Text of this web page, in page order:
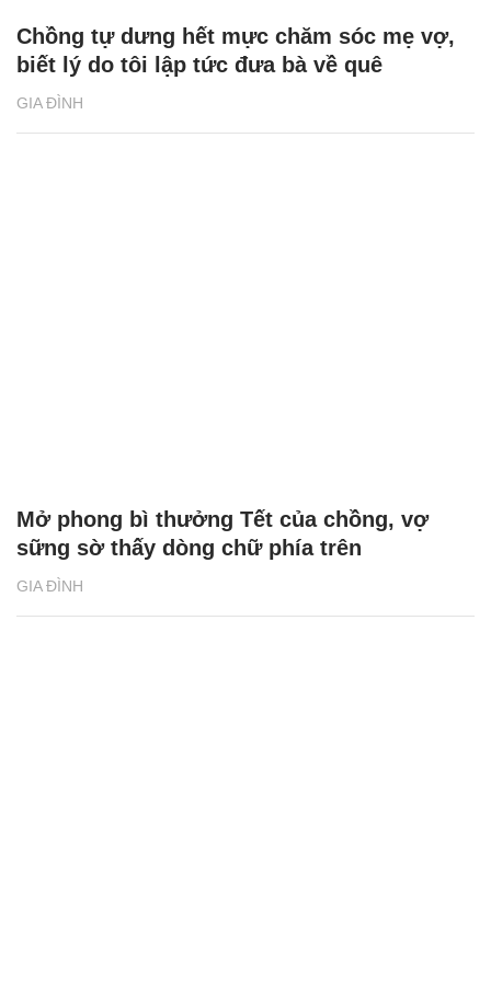
GIA ĐÌNH
Chồng tự dưng hết mực chăm sóc mẹ vợ,
biết lý do tôi lập tức đưa bà về quê
GIA ĐÌNH
Mở phong bì thưởng Tết của chồng, vợ
sững sờ thấy dòng chữ phía trên